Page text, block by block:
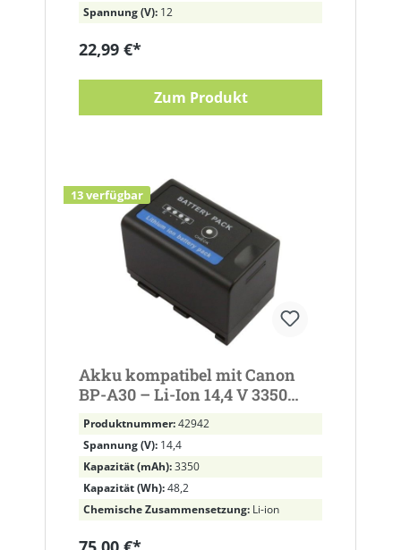
Spannung (V): 12
22,99 €*
Zum Produkt
13 verfügbar
Akku kompatibel mit Canon
BP-A30 – Li-Ion 14,4 V 3350
mAh 48,2 Wh
Produktnummer:42942
Spannung (V): 14,4
Kapazität (mAh):3350
Kapazität (Wh):48,2
Chemische Zusammensetzung: Li-ion